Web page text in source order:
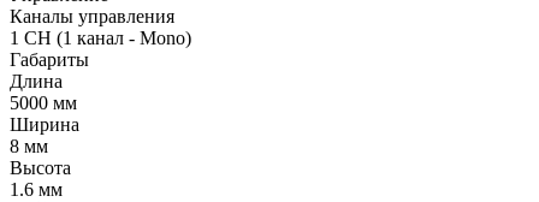
Каналы управления
1 CH (1 канал - Mono)
Габариты
Длина
5000 мм
Ширина
8 мм
Высота
1.6 мм